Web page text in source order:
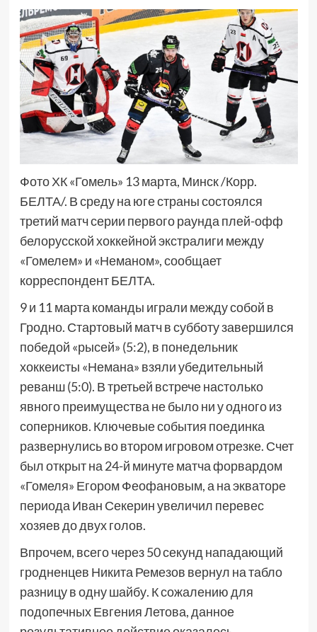
Фото ХК «Гомель» 13 марта, Минск /Корр.
БЕЛТА/. В среду на юге страны состоялся
третий матч серии первого раунда плей-офф
белорусской хоккейной экстралиги между
«Гомелем» и «Неманом», сообщает
корреспондент БЕЛТА.
9 и 11 марта команды играли между собой в
Гродно. Стартовый матч в субботу завершился
победой «рысей» (5:2), в понедельник
хоккеисты «Немана» взяли убедительный
реванш (5:0). В третьей встрече настолько
явного преимущества не было ни у одного из
соперников. Ключевые события поединка
развернулись во втором игровом отрезке. Счет
был открыт на 24-й минуте матча форвардом
«Гомеля» Егором Феофановым, а на экваторе
периода Иван Секерин увеличил перевес
хозяев до двух голов.
Впрочем, всего через 50 секунд нападающий
гродненцев Никита Ремезов вернул на табло
разницу в одну шайбу. К сожалению для
подопечных Евгения Летова, данное